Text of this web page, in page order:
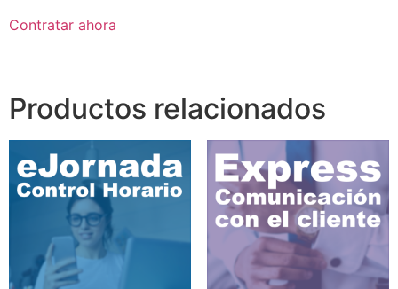
Contratar ahora
Productos relacionados